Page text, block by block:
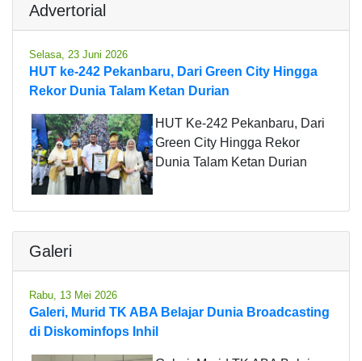
Advertorial
Selasa, 23 Juni 2026
HUT ke-242 Pekanbaru, Dari Green City Hingga
Rekor Dunia Talam Ketan Durian
HUT Ke-242 Pekanbaru, Dari
Green City Hingga Rekor
Dunia Talam Ketan Durian
Galeri
Rabu, 13 Mei 2026
Galeri, Murid TK ABA Belajar Dunia Broadcasting
di Diskominfops Inhil